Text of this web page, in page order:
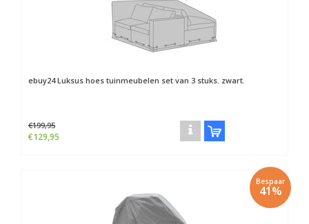
ebuy24Luksus hoes tuinmeubelen set van 3 stuks. zwart.
€199,95
€129,95
Bespaar
41%